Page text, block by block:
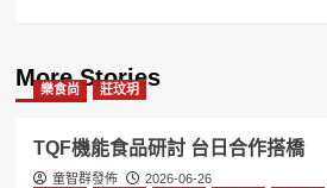
More Stories
樂食尚 莊玟玥
TQF機能食品研討 台日合作搭橋
童智群發佈
2026-06-26